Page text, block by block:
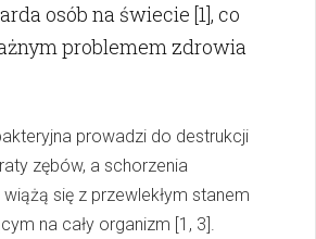
osób na świecie [1], co
problemem zdrowia
prowadzi do destrukcji
zębów, a schorzenia
się z przewlekłym stanem
na cały organizm [1, 3].